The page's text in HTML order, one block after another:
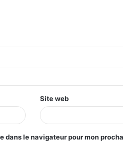
Site web
dans le navigateur pour mon